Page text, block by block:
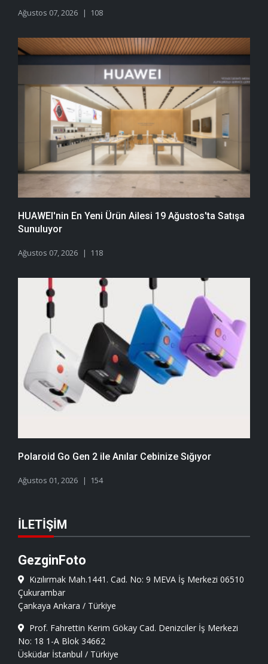
Ağustos 07, 2026 108
HUAWEI'nin En Yeni Ürün Ailesi 19 Ağustos'ta Satışa
Sunuluyor
Ağustos 07, 2026 118
Polaroid Go Gen 2 ile Anılar Cebinize Sığıyor
Ağustos 01, 2026 154
İLETIŞIM
GezginFoto
Kızılırmak Mah.1441. Cad. No: 9 MEVA İş Merkezi 06510
Çukurambar
Çankaya Ankara / Türkiye
Prof. Fahrettin Kerim Gökay Cad. Denizciler İş Merkezi
No: 18 1-A Blok 34662
Üsküdar İstanbul / Türkiye